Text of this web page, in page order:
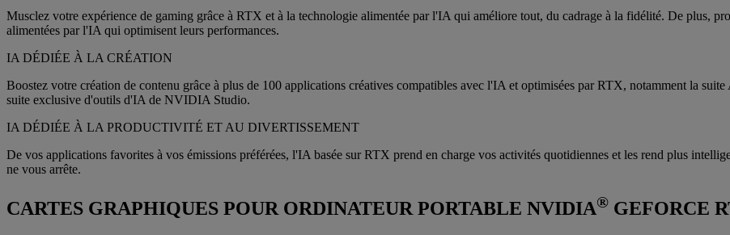
Musclez votre expérience de gaming grâce à RTX et à la technologie alimentée par l'IA qui améliore tout, du cadrage à la fidélité. De plus,
alimentées par l'IA qui optimisent leurs performances.
IA DÉDIÉE À LA CRÉATION
Boostez votre création de contenu grâce à plus de 100 applications créatives compatibles avec l'IA et optimisées par RTX, notamment la
suite exclusive d'outils d'IA de NVIDIA Studio.
IA DÉDIÉE À LA PRODUCTIVITÉ ET AU DIVERTISSEMENT
De vos applications favorites à vos émissions préférées, l'IA basée sur RTX prend en charge vos activités quotidiennes et les rend plus
ne vous arrête.
CARTES GRAPHIQUES POUR ORDINATEUR PORTABLE NVIDIA® GEFORCE